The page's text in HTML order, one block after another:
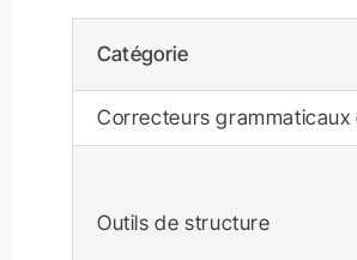
Catégorie
Correcteurs
Outils de structure